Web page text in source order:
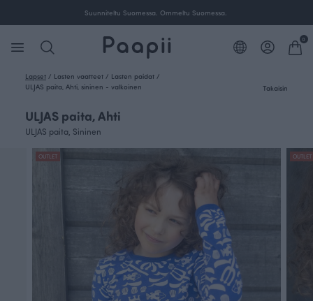
Suunniteltu Suomessa. Ommeltu Suomessa.
0
Lapset / Lasten vaatteet / Lasten paidat /
ULJAS paita, Ahti, sininen - valkoinen
Takaisin
ULJAS paita, Ahti
ULJAS paita, Sininen
OUTLET OUTLET